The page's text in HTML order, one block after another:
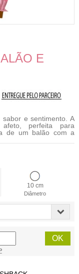
E
sabor e sentimento. A
perfeita para
de um balão com a
10 cm
Diâmetro